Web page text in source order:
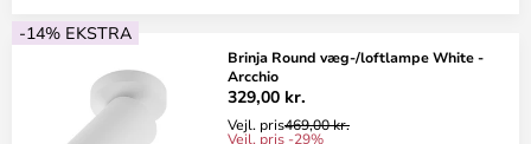
-14% EKSTRA
Brinja Round væg-/loftlampe White -
Arcchio
329,00 kr.
Vejl. pris469,00 kr.
Vejl. pris -29%